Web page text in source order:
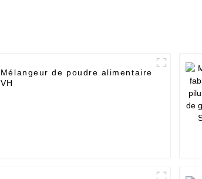
Mélangeur de poudre alimentaire
VH